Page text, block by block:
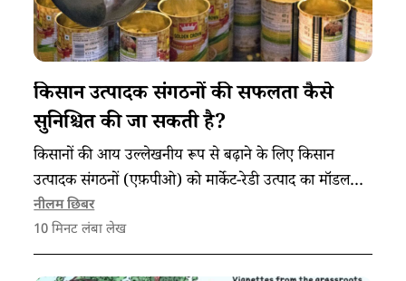
किसान उत्पादक संगठनों की सफलता कैसे
सुनिश्चित की जा सकती है?
किसानों की आय उल्लेखनीय रूप से बढ़ाने के लिए किसान
उत्पादक संगठनों (एफ़पीओ) को मार्केट-रेडी उत्पाद का मॉडल
विकसित करने और विकेंद्रीकृत उत्पादन पर ज़ोर देने की ज़रूरत
है।
नीलम छिबर
10 मिनट लंबा लेख